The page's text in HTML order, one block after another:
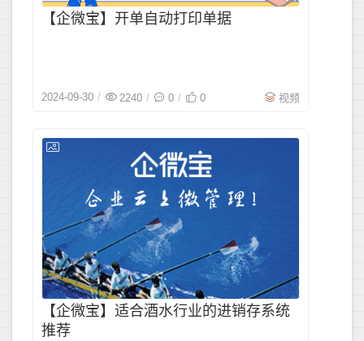
【企微宝】开单自动打印单据
2024-09-30 2240 0 0 视频
【企微宝】适合酒水行业的进销存系统
推荐